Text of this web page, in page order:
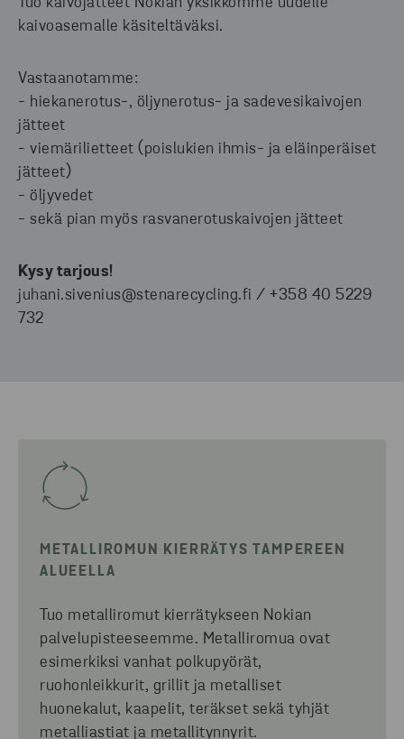
kaivoasemalle käsiteltäväksi.
Vastaanotamme:
- hiekanerotus-, öljynerotus- ja sadevesikaivojen
jätteet
- viemärilietteet (poislukien ihmis- ja eläinperäiset
jätteet)
- öljyvedet
- sekä pian myös rasvanerotuskaivojen jätteet
Kysy tarjous!
juhani.sivenius@stenarecycling.fi / +358 40 5229
732
METALLIROMUN KIERRÄTYS TAMPEREEN
ALUEELLA
Tuo metalliromut kierrätykseen Nokian
palvelupisteeseemme. Metalliromua ovat
esimerkiksi vanhat polkupyörät,
ruohonleikkurit, grillit ja metalliset
huonekalut, kaapelit, teräkset sekä tyhjät
metalliastiat ja metallitynnyrit.